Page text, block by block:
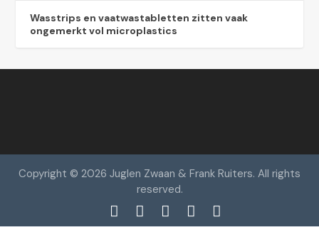
Wasstrips en vaatwastabletten zitten vaak
ongemerkt vol microplastics
Copyright © 2026 Juglen Zwaan & Frank Ruiters. All rights
reserved.